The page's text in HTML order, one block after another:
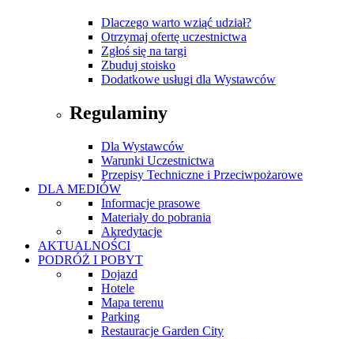
Dlaczego warto wziąć udział?
Otrzymaj ofertę uczestnictwa
Zgłoś się na targi
Zbuduj stoisko
Dodatkowe usługi dla Wystawców
Regulaminy
Dla Wystawców
Warunki Uczestnictwa
Przepisy Techniczne i Przeciwpożarowe
DLA MEDIÓW
Informacje prasowe
Materiały do pobrania
Akredytacje
AKTUALNOŚCI
PODRÓŻ I POBYT
Dojazd
Hotele
Mapa terenu
Parking
Restauracje Garden City